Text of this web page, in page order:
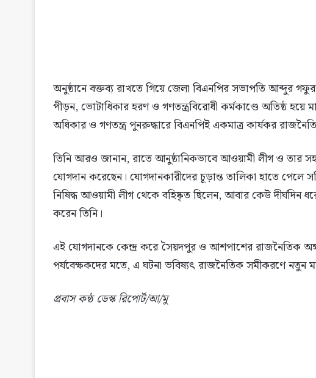
অনুষ্ঠানে বক্তব্য রাখতে গিয়ে জেলা বিএনপির সভাপতি আব্দুর
পীড়ন, ভোটাধিকার হরণ ও গণতন্ত্রবিরোধী কর্মকাণ্ডে অতিষ্ঠ
অধিকার ও গণতন্ত্র পুনরুদ্ধারে বিএনপিই একমাত্র কার্যকর
তিনি আরও জানান, রাতে আনুষ্ঠানিকভাবে আওয়ামী লীগ ও তার
যোগদান করেছেন। যোগদানকারীদের চূড়ান্ত তালিকা হাতে পেলে
নিষিদ্ধ আওয়ামী লীগ থেকে বহিষ্কৃত ছিলেন, আবার কেউ দীর্ঘদিন
করেন তিনি।
এই যোগদানকে কেন্দ্র করে সৈয়দপুর ও আশপাশের রাজনৈতিক
পর্যবেক্ষকদের মতে, এ ঘটনা ভবিষ্যৎ রাজনৈতিক সমীকরণে নতুন
প্রবাস কন্ঠ ডেস্ক রিপোর্ট/আ/মু